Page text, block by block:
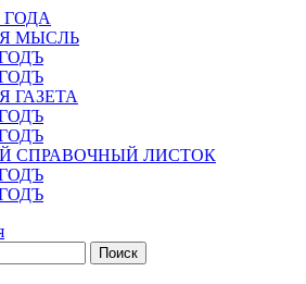
ГОДА
МЫСЛЬ
ГОДЪ
ГОДЪ
ГАЗЕТА
ГОДЪ
ГОДЪ
СПРАВОЧНЫЙ ЛИСТОК
ГОДЪ
ГОДЪ